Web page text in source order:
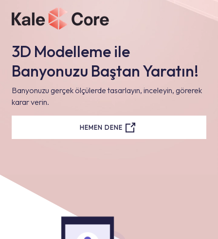
3D Modelleme ile
Banyonuzu Baştan Yaratın!
Banyonuzu gerçek ölçülerde tasarlayın, inceleyin, görerek
karar verin.
HEMEN DENE